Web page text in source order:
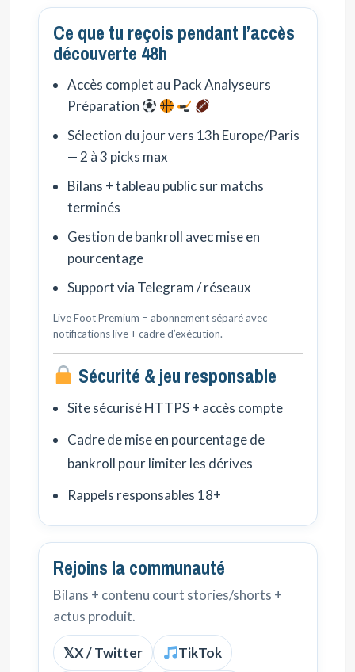
Ce que tu reçois pendant l’accès
découverte 48h
Accès complet au Pack Analyseurs
Préparation
Sélection du jour vers 13h Europe/Paris
— 2 à 3 picks max
Bilans + tableau public sur matchs
terminés
Gestion de bankroll avec mise en
pourcentage
Support via Telegram / réseaux
Live Foot Premium = abonnement séparé avec
notifications live + cadre d’exécution.
Sécurité & jeu responsable
Site sécurisé HTTPS + accès compte
Cadre de mise en pourcentage de
bankroll pour limiter les dérives
Rappels responsables 18+
Rejoins la communauté
Bilans + contenu court stories/shorts +
actus produit.
𝕏X / Twitter TikTok